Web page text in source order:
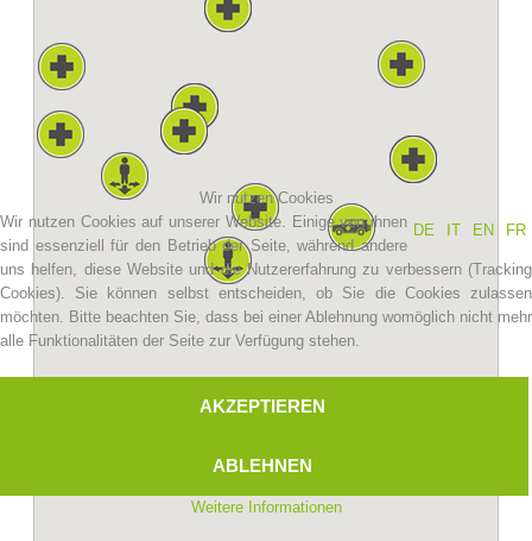
Vereinsgeschichte
Wir nutzen Cookies
DE
IT EN FR
Wir nutzen Cookies auf unserer Website. Einige von ihnen
sind essenziell für den Betrieb der Seite, während andere
uns helfen, diese Website und die Nutzererfahrung zu verbessern (Tracking
Cookies). Sie können selbst entscheiden, ob Sie die Cookies zulassen
möchten. Bitte beachten Sie, dass bei einer Ablehnung womöglich nicht mehr
alle Funktionalitäten der Seite zur Verfügung stehen.
AKZEPTIEREN
ABLEHNEN
Weitere Informationen